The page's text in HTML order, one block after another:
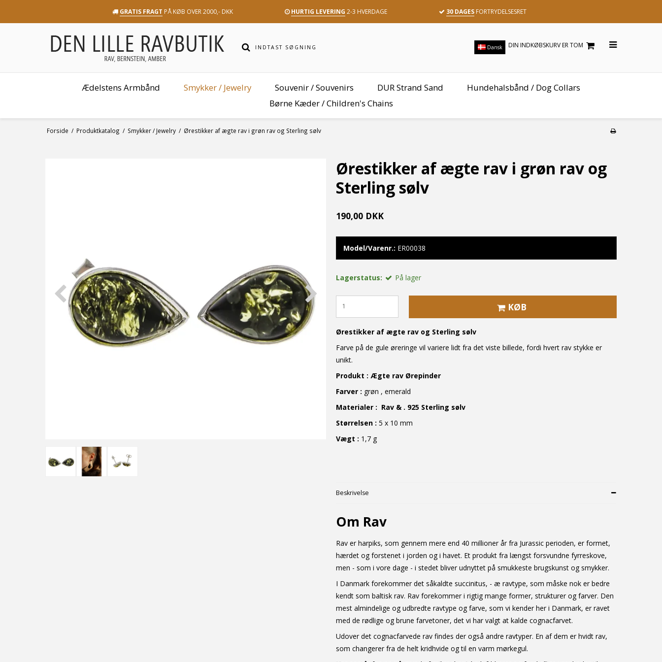
GRATIS FRAGT PÅ KØB OVER 2000,- DKK HURTIG LEVERING 2-3 HVERDAGE 30 DAGESFORTRYDELSESRET
Dansk DIN INDKØBSKURV ER TOM
Ædelstens Armbånd Smykker / Jewelry Souvenir / Souvenirs DUR Strand Sand
Hundehalsbånd / Dog Collars
Børne Kæder / Children's Chains
Forside / Produktkatalog / Smykker / Jewelry / Ørestikker af ægte rav i grøn rav og Sterling sølv
Ørestikker af ægte rav i grøn rav og
Sterling sølv
190,00 DKK
Model/Varenr.: ER00038
Lagerstatus: På lager
KØB
Ørestikker af ægte rav og Sterling sølv
Farve på de gule øreringe vil variere lidt fra det viste billede, fordi hvert rav stykke er
unikt.
Produkt : Ægte rav Ørepinder
Farver : grøn , emerald
Materialer : Rav & . 925 Sterling sølv
Størrelsen : 5 x 10 mm
Vægt : 1,7 g
Beskrivelse
Om Rav
Rav er harpiks, som gennem mere end 40 millioner år fra Jurassic perioden, er formet,
hærdet og forstenet i jorden og i havet. Et produkt fra længst forsvundne fyrreskove,
men - som i vore dage - i stedet bliver udnyttet på smukkeste brugskunst og smykker.
I Danmark forekommer det såkaldte succinitus, - æ ravtype, som måske nok er bedre
kendt som baltisk rav. Rav forekommer i rigtig mange former, strukturer og farver. Den
mest almindelige og udbredte ravtype og farve, som vi kender her i Danmark, er ravet
med de rødlige og brune farvetoner, det vi har valgt at kalde cognacfarvet.
Udover det cognacfarvede rav findes der også andre ravtyper. En af dem er hvidt rav,
som changerer fra de helt kridhvide og til en varm mørkegul.